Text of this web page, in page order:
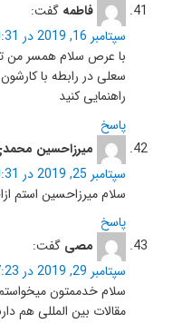
فاطمه گفت:
سپتامبر 16, 2019 در 10:31 ق.ظ
سعلی در رابطه با
راهنمایی کنید
پاسخ
میرزاحسین
سپتامبر 25, 2019 در 10:31 ق.ظ
سلام میرزاحسین استم ازافغانیستان
پاسخ
مصی گفت:
سپتامبر 29, 2019 در 7:23 ب.ظ
سلام خدممتون
مقالات بین المللی هم